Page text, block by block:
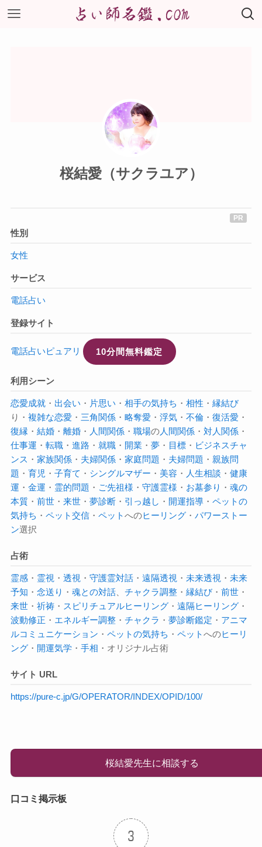
桜結愛（サクラユア）
性別
女性
サービス
電話占い
登録サイト
電話占いピュアリ 10分間無料鑑定
利用シーン
恋愛成就・ 出会い ・ 片思い ・ 相手の気持ち ・ 相性 ・ 縁結び
り・ 複雑な恋愛 ・ 三角関係・ 略奪愛 ・ 浮気・ 不倫・ 復活愛 ・
復縁 ・ 結婚・ 離婚・ 人間関係・ 職場の人間関係・ 対人関係・
仕事運 ・ 転職・ 進路 ・ 就職・ 開業 ・ 夢・ 目標・ ビジネスチャ
ンス ・ 家族関係・ 夫婦関係・ 家庭問題 ・ 夫婦問題 ・ 親族問
題 ・ 育児 ・ 子育て ・ シングルマザー ・ 美容 ・ 人生相談 ・ 健康
運 ・ 金運 ・ 霊的問題 ・ ご先祖様 ・ 守護霊様 ・ お墓参り ・ 魂の
本質・ 前世・ 来世・ 夢診断・ 引っ越し ・ 開運指導・ ペットの
気持ち ・ ペット交信・ ペットへのヒーリング・ パワーストー
ン選択
占術
霊感・ 霊視 ・ 透視 ・ 守護霊対話・ 遠隔透視 ・ 未来透視 ・ 未来
予知 ・ 念送り ・ 魂との対話、 チャクラ調整・ 縁結び・ 前世・
来世・ 祈祷・ スピリチュアルヒーリング・ 遠隔ヒーリング・
波動修正 ・ エネルギー調整・ チャクラ ・ 夢診断鑑定 ・ アニマ
ルコミュニケーション ・ ペットの気持ち ・ ペットへのヒーリ
ング・ 開運気学・ 手相 ・オリジナル占術
サイト URL
https://pure-c.jp/G/OPERATOR/INDEX/OPID/100/
桜結愛先生に相談する
口コミ掲示板
3